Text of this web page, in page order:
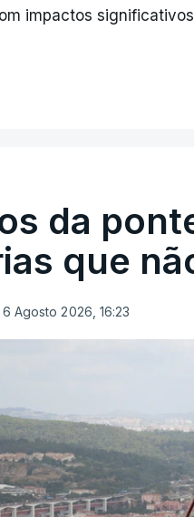
impactos
da
que
Agosto 2026, 16:23